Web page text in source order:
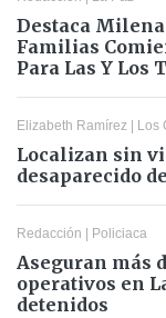
Destaca Milena
Familias
Para Las Y Los
Elizabeth Ramírez Los
Localizan sin
desaparecido
Redacción Policiaca
Aseguran más
operativos en
detenidos